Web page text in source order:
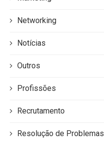
Networking
Notícias
Outros
Profissões
Recrutamento
Resolução de Problemas